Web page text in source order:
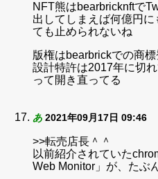
NFT熊はbearbricknftで
出してしまえば何億円
ても止められないね
版権はbearbrickでの商
設計特許は2017年に切
って開き直ってる
あ 2021年09月17日 09:46
>>転売店長＾＾
以前紹介されていた
Web Monitor」が、たぶ